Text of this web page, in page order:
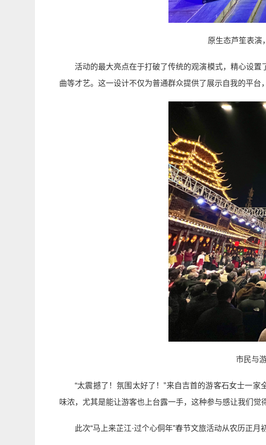
原生态芦笙表演
活动的最大亮点在于打破了传统的观演模式，精心设
曲等才艺。这一设计不仅为普通群众提供了展示自我的平台
市民与
“太震撼了！氛围太好了！”来自吉首的游客石女士一
味浓，尤其是能让游客也上台露一手，这种参与感让我们
此次“马上来芷江·过个心侗年”春节文旅活动从农历正